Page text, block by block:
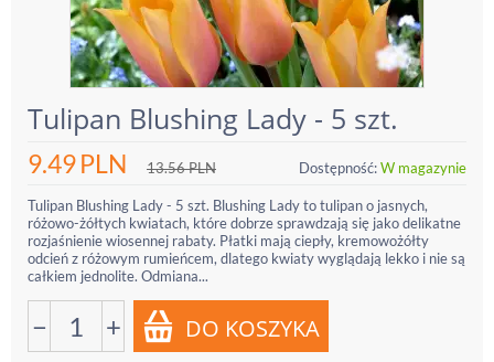
Tulipan Blushing Lady - 5 szt.
9.49PLN 13.56PLN Dostępność:W magazynie
Tulipan Blushing Lady - 5 szt. Blushing Lady to tulipan o jasnych,
różowo-żółtych kwiatach, które dobrze sprawdzają się jako delikatne
rozjaśnienie wiosennej rabaty. Płatki mają ciepły, kremowożółty
odcień z różowym rumieńcem, dlatego kwiaty wyglądają lekko i nie są
całkiem jednolite. Odmiana...
− +